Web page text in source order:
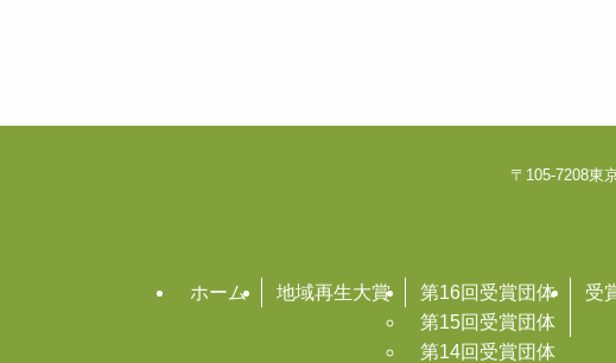
〒105-7208東
ホーム 地域再生大賞
第16回受賞団体
第15回受賞団体
第14回受賞団体
受